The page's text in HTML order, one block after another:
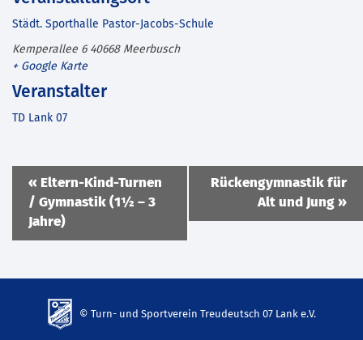
Städt. Sporthalle Pastor-Jacobs-Schule
Kemperallee 6 40668 Meerbusch
+ Google Karte
Veranstalter
TD Lank 07
Veranstaltung
Navigation
« Eltern-Kind-Turnen
/ Gymnastik (1½ – 3
Jahre)
Rückengymnastik für
Alt und Jung »
© Turn- und Sportverein Treudeutsch 07 Lank e.V.